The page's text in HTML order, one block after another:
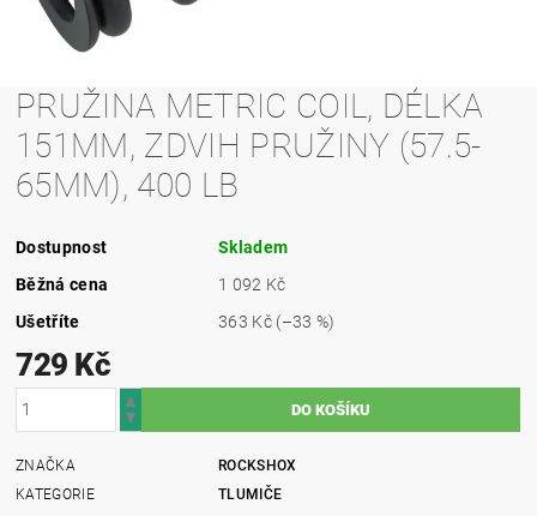
PRUŽINA METRIC COIL, DÉLKA
151MM, ZDVIH PRUŽINY (57.5-
65MM), 400 LB
Dostupnost
Skladem
Běžná cena
1 092 Kč
Ušetříte
363 Kč (–33 %)
729 Kč
ZNAČKA
ROCKSHOX
KATEGORIE
TLUMIČE